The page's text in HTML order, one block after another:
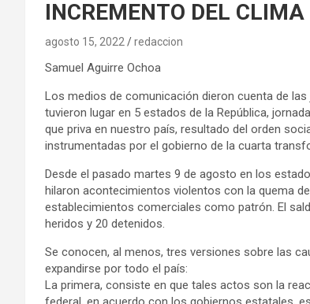
INCREMENTO DEL
agosto 15, 2022 redaccion
Samuel Aguirre Ochoa
Los medios de comunicación dieron cuenta de
tuvieron lugar en 5 estados de la República,
que priva en nuestro país, resultado del orden
instrumentadas por el gobierno de la cuarta
Desde el pasado martes 9 de agosto en los
hilaron acontecimientos violentos con la quema
establecimientos comerciales como patrón. El
heridos y 20 detenidos.
Se conocen, al menos, tres versiones sobre las
expandirse por todo el país:
La primera, consiste en que tales actos son la